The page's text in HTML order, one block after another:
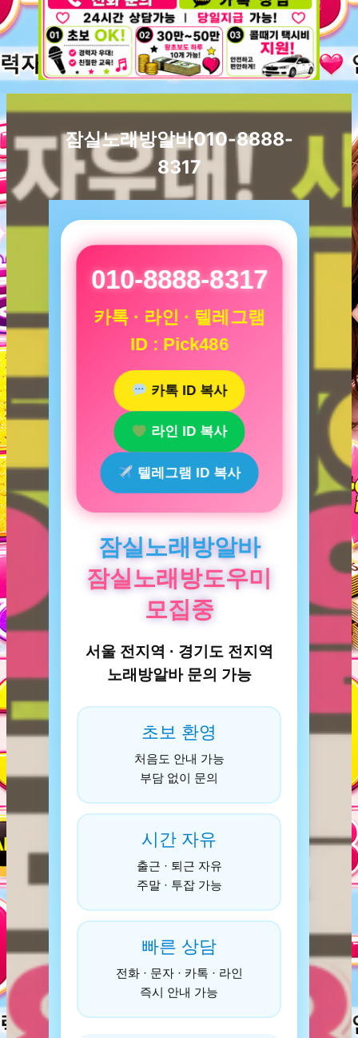
잠실노래방알바010-8888-
8317
010-8888-8317
카톡 · 라인 · 텔레그램
ID : Pick486
카톡 ID 복사
라인 ID 복사
텔레그램 ID 복사
잠실노래방알바
잠실노래방도우미
모집중
서울 전지역 · 경기도 전지역
노래방알바 문의 가능
초보 환영
처음도 안내 가능
부담 없이 문의
시간 자유
출근 · 퇴근 자유
주말 · 투잡 가능
빠른 상담
전화 · 문자 · 카톡 · 라인
즉시 안내 가능